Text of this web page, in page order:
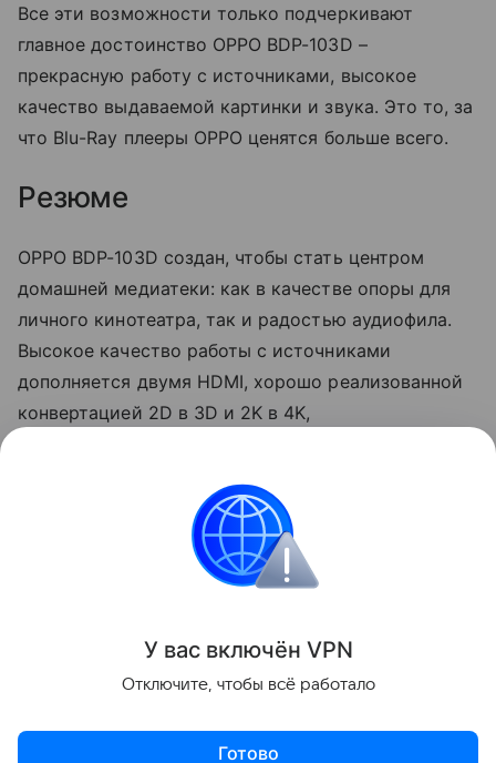
Все эти возможности только подчеркивают
главное достоинство OPPO BDP-103D –
прекрасную работу с источниками, высокое
качество выдаваемой картинки и звука. Это то, за
что Blu-Ray плееры OPPO ценятся больше всего.
Резюме
OPPO BDP-103D создан, чтобы стать центром
домашней медиатеки: как в качестве опоры для
личного кинотеатра, так и радостью аудиофила.
Высокое качество работы с источниками
дополняется двумя HDMI, хорошо реализованной
конвертацией 2D в 3D и 2K в 4K,
или планшета, и, наконец, фирменной технологией
Darbee, обеспечивающей наилучшее восприятие
3D-картинки. Все это подчеркнуто солидным
У вас включён VPN
Отключите, чтобы всё работало
Готово